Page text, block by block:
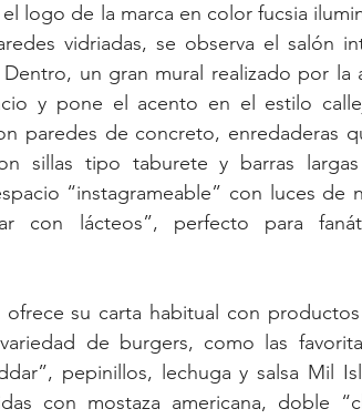
logo de la marca en color fucsia
vidriadas, se observa el salón
un gran mural realizado por la
y pone el acento en el estilo
paredes de concreto, enredaderas
sillas tipo taburete y barras
“instagrameable” con luces de
con lácteos”, perfecto para
su carta habitual con productos
de burgers, como las
pepinillos, lechuga y salsa Mil
con mostaza americana, doble